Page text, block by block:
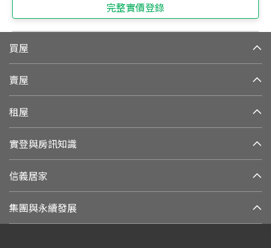
完整實價登錄
買屋
賣屋
租屋
實登與房訊知識
信義居家
集團與永續發展